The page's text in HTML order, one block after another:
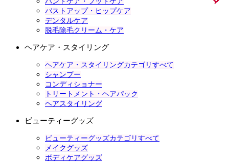
バストアップ・ヒップケア
デンタルケア
脱毛除毛クリーム・ケア
ヘアケア・スタイリング
ヘアケア・スタイリングカテゴリすべて
シャンプー
コンディショナー
トリートメント・ヘアパック
ヘアスタイリング
ビューティーグッズ
ビューティーグッズカテゴリすべて
メイクグッズ
ボディケアグッズ